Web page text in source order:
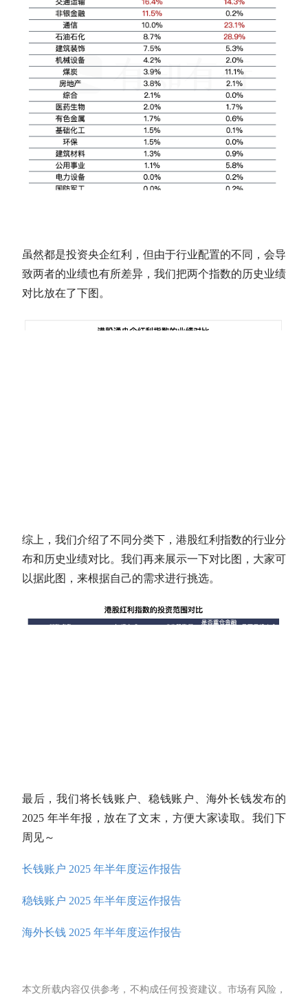
虽然都是投资央企红利，但由于行业配置的不同，会导
致两者的业绩也有所差异，我们把两个指数的历史业绩
对比放在了下图。
综上，我们介绍了不同分类下，港股红利指数的行业分
布和历史业绩对比。我们再来展示一下对比图，大家可
以据此图，来根据自己的需求进行挑选。
最后，我们将长钱账户、稳钱账户、海外长钱发布的
2025 年半年报，放在了文末，方便大家读取。我们下
周见～
长钱账户 2025 年半年度运作报告
稳钱账户 2025 年半年度运作报告
海外长钱 2025 年半年度运作报告
本文所载内容仅供参考，不构成任何投资建议。市场有风险，